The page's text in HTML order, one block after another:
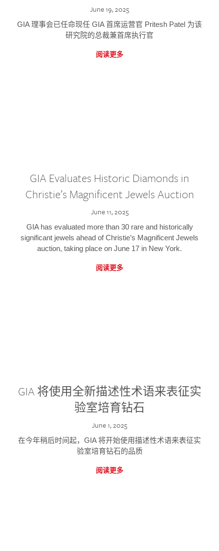
June 19, 2025
GIA 理事会已任命现任 GIA 首席运营官 Pritesh Patel 为该
研究院的总裁兼首席执行官
阅读更多
GIA Evaluates Historic Diamonds in
Christie’s Magnificent Jewels Auction
June 11, 2025
GIA has evaluated more than 30 rare and historically
significant jewels ahead of Christie’s Magnificent Jewels
auction, taking place on June 17 in New York.
阅读更多
GIA 将使用全新描述性术语来表征实
验室培育钻石
June 1, 2025
在今年稍后时间起，GIA 将开始使用描述性术语来表征实
验室培育钻石的品质
阅读更多